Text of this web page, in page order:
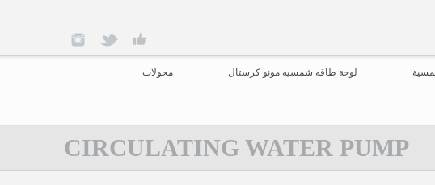
لوحة طاقه شمسيه مونو كرستال محولات
CIRCULATING WATER PUMP